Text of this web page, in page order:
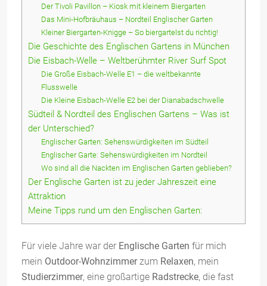
Der Tivoli Pavillon – Kiosk mit kleinem Biergarten
Das Mini-Hofbräuhaus – Nordteil Englischer Garten
Kleiner Biergarten-Knigge – So biergartelst du richtig!
Die Geschichte des Englischen Gartens in München
Die Eisbach-Welle – Weltberühmter River Surf Spot
Die Große Eisbach-Welle E1 – die weltbekannte
Flusswelle
Die Kleine Eisbach-Welle E2 bei der Dianabadschwelle
Südteil & Nordteil des Englischen Gartens – Was ist
der Unterschied?
Englischer Garten: Sehenswürdigkeiten im Südteil
Englischer Garte: Sehenswürdigkeiten im Nordteil
Wo sind all die Nackten im Englischen Garten geblieben?
Der Englische Garten ist zu jeder Jahreszeit eine
Attraktion
Meine Tipps rund um den Englischen Garten:
Für viele Jahre war der Englische Garten für mich
mein Outdoor-Wohnzimmerzum Relaxen, mein
Studierzimmer, eine großartige Radstrecke, die fast